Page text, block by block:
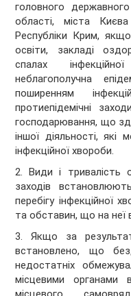
головного державного
області, міста
Республіки Крим,
освіти, закладі
спалах
неблагополучна
поширенням
протиепідемічні
господарювання, що
іншої діяльності,
інфекційної хвороби.
2. Види і тривалість
заходів
перебігу інфекційної
та обставин, що на неї
3. Якщо за
встановлено, що
недостатніх
місцевими органами